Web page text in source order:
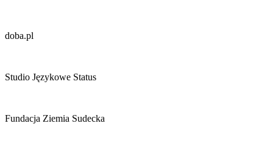
doba.pl
Studio Językowe Status
Fundacja Ziemia Sudecka